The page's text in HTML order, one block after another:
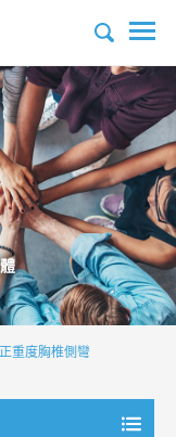
重度胸椎側彎